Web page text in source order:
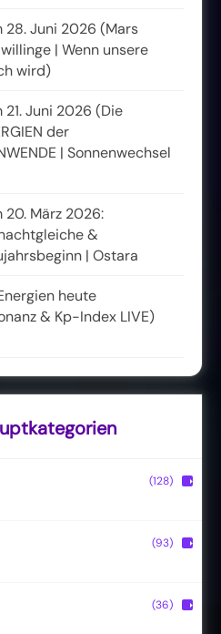
28. Juni 2026 (Mars
| Wenn unsere
wird)
Juni 2026 (Die
der
| Sonnenwechsel
20. März 2026:
&
| Ostara
heute
& Kp-Index LIVE)
(20)
(11)
(128) ▶
(13)
(93) ▶
(36) ▶